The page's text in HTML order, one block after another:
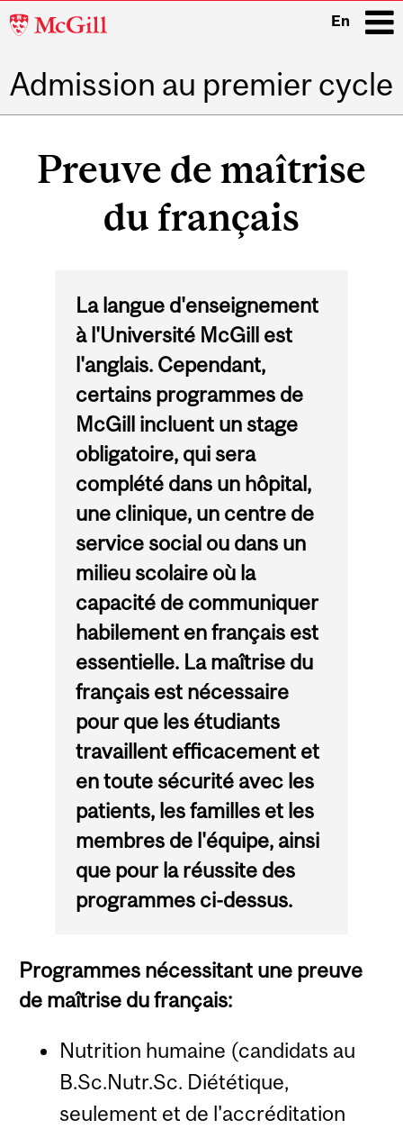
McGill
En
Admission au premier cycle
navigation
Preuve de maîtrise
du français
La langue d'enseignement
à l'Université McGill est
l'anglais. Cependant,
certains programmes de
McGill incluent un stage
obligatoire, qui sera
complété dans un hôpital,
une clinique, un centre de
service social ou dans un
milieu scolaire où la
capacité de communiquer
habilement en français est
essentielle. La maîtrise du
français est nécessaire
pour que les étudiants
travaillent efficacement et
en toute sécurité avec les
patients, les familles et les
membres de l'équipe, ainsi
que pour la réussite des
programmes ci-dessus.
Programmes nécessitant une preuve
de maîtrise du français:
Nutrition humaine (candidats au
B.Sc.Nutr.Sc. Diététique,
seulement et de l'accréditation